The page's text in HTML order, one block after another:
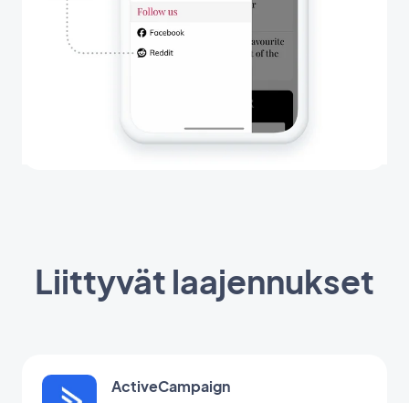
Liittyvät laajennukset
ActiveCampaign